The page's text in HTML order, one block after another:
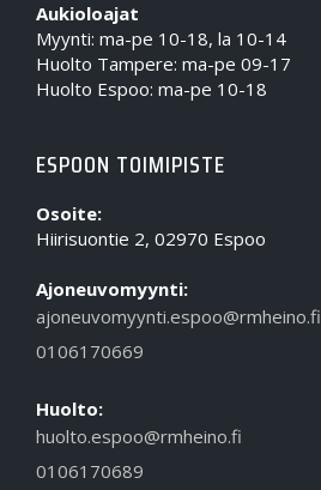
Aukioloajat
Myynti: ma-pe 10-18, la 10-14
Huolto Tampere: ma-pe 09-17
Huolto Espoo: ma-pe 10-18
ESPOON TOIMIPISTE
Osoite:
Hiirisuontie 2, 02970 Espoo
Ajoneuvomyynti:
ajoneuvomyynti.espoo@rmheino.fi
0106170669
Huolto:
huolto.espoo@rmheino.fi
0106170689